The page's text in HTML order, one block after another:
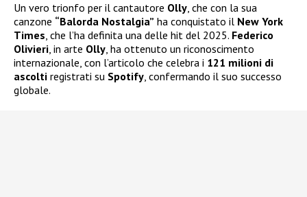
Un vero trionfo per il cantautore Olly, che con la sua
canzone “Balorda Nostalgia” ha conquistato il New York
Times, che l’ha definita una delle hit del 2025. Federico
Olivieri, in arte Olly, ha ottenuto un riconoscimento
internazionale, con l’articolo che celebra i 121 milioni di
ascolti registrati su Spotify, confermando il suo successo
globale.